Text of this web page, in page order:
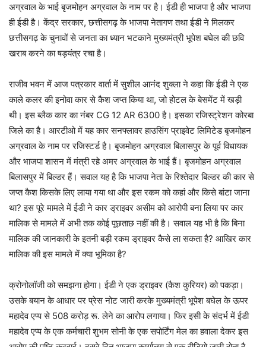
अग्रवाल के भाई बृजमोहन अग्रवाल के नाम पर है। ईडी ही भाजपा है और भाजपा
ही ईडी है। केंद्र सरकार, छत्तीसगढ़ के भाजपा नेतागण तथा ईडी ने मिलकर
छत्तीसगढ़ के चुनावों से जनता का ध्यान भटकाने मुख्यमंत्री भूपेश बघेल की छवि
खराब करने का षड़यंत्र रचा है।
राजीव भवन में आज पत्रकार वार्ता में सुशील आनंद शुक्ला ने कहा कि ईडी ने एक
काले कलर की इनोवा कार से कैश जप्त किया था, जो होटल के बेसमेंट में खड़ी
थी। इस ब्लैक कार का नंबर CG 12 AR 6300 है। इसका रजिस्ट्रेशन कोरबा
जिले का है। आरटीओ में यह कार सनफ्लावर हाउसिंग प्राइवेट लिमिटेड बृजमोहन
अग्रवाल के नाम पर रजिस्टर्ड है। बृजमोहन अग्रवाल बिलासपुर के पूर्व विधायक
और भाजपा शासन में मंत्री रहे अमर अग्रवाल के भाई हैं। बृजमोहन अग्रवाल
बिलासपुर में बिल्डर हैं। सवाल यह है कि भाजपा नेता के रिश्तेदार बिल्डर की कार से
जप्त कैश किसके लिए लाया गया था और इस रकम को कहां और किसे बांटा जाना
था? इस पूरे मामले में ईडी ने कार ड्राइवर असीम को आरोपी बना लिया पर कार
मालिक से मामले में अभी तक कोई पूछताछ नहीं की है। सवाल यह भी है कि बिना
मालिक की जानकारी के इतनी बड़ी रकम ड्राइवर कैसे ला सकता है? आखिर कार
मालिक की इस मामले में क्या भूमिका है?
क्रोनोलॉजी को समझना होगा। ईडी ने एक ड्राइवर (कैश कुरियर) को पकड़ा।
उसके बयान के आधार पर प्रेस नोट जारी करके मुख्यमंत्री भूपेश बघेल के ऊपर
महादेव एप्प से 508 करोड़ रू. लेने का आरोप लगाया। फिर इसी के संदर्भ में ईडी
महादेव एप्प के एक कर्मचारी शुभम सोनी के एक सपोर्टिंग मेल का हवाला देकर इस